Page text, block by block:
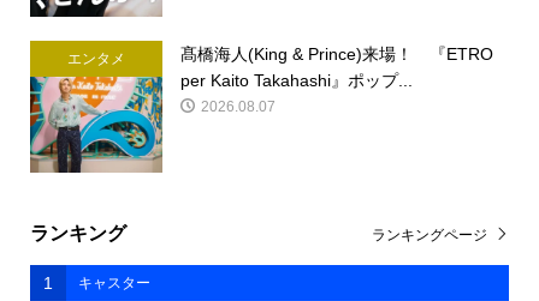
エンタメ
髙橋海人(King & Prince)来場！ 『ETRO
per Kaito Takahashi』ポップ...
2026.08.07
ランキング
1 キャスター
ランキングページ